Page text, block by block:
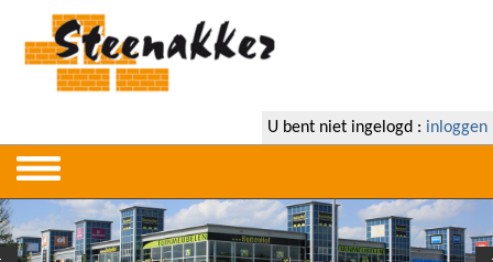
U bent niet ingelogd : inloggen